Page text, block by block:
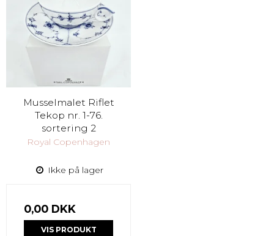
Musselmalet Riflet
Tekop nr. 1-76.
sortering 2
Royal Copenhagen
Ikke på lager
0,00 DKK
VIS PRODUKT